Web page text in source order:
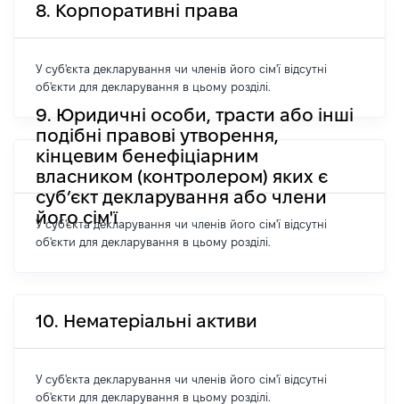
8. Корпоративні права
У суб'єкта декларування чи членів його сім'ї відсутні
об'єкти для декларування в цьому розділі.
9. Юридичні особи, трасти або інші
подібні правові утворення,
кінцевим бенефіціарним
власником (контролером) яких є
суб’єкт декларування або члени
його сім'ї
У суб'єкта декларування чи членів його сім'ї відсутні
об'єкти для декларування в цьому розділі.
10. Нематеріальні активи
У суб'єкта декларування чи членів його сім'ї відсутні
об'єкти для декларування в цьому розділі.